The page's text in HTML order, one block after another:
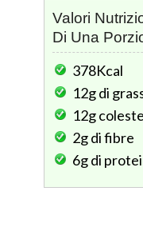
Valori
Di Una
378Kcal
12gdi
12g
2gdi fibre
6gdi